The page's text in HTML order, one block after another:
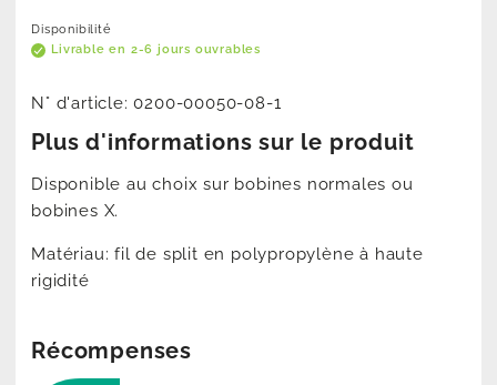
Disponibilité
Livrable en 2-6 jours ouvrables
N° d'article:0200-00050-08-1
Plus d'informations sur le produit
Disponible au choix sur bobines normales ou
bobines X.
Matériau: fil de split en polypropylène à haute
rigidité
Récompenses